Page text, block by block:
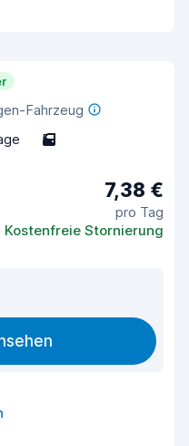
Fahrzeug
5
7,38 €
pro Tag
Kostenfreie Stornierung